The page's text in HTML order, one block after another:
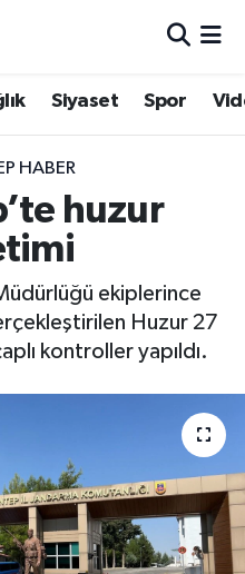
Siyaset Spor
HABER
huzur
ekiplerince
Huzur 27
kontroller yapıldı.